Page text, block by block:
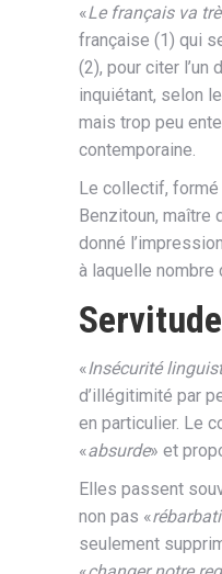
«Le français va
française (1) qui
(2), pour citer
inquiétant, selon
mais trop peu
contemporaine.
Le collectif, formé
Benzitoun, maître
donné
à laquelle nombre
«Insécurité
d’illégitimité par
en particulier. Le
«absurde» et
Elles passent
non pas «
seulement